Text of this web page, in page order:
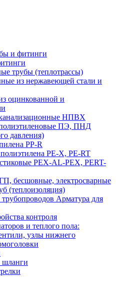
и фитинги
трубы (теплотрассы)
из нержавеющей стали и
оцинкованной и
НПВХ
ПЭ, ПНД
давления)
PP-R
PE-X, PE-RT
PEX-AL-PEX, PERT-
бесшовные, электросварные
(теплоизоляция)
Арматура для
контроля
и теплого пола:
узлы нижнего
шланги